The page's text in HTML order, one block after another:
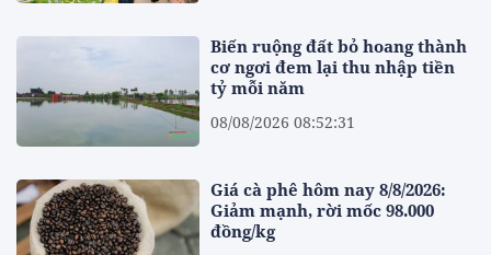
Biến ruộng đất bỏ hoang thành
cơ ngơi đem lại thu nhập tiền
tỷ mỗi năm
08/08/2026 08:52:31
Giá cà phê hôm nay 8/8/2026:
Giảm mạnh, rời mốc 98.000
đồng/kg